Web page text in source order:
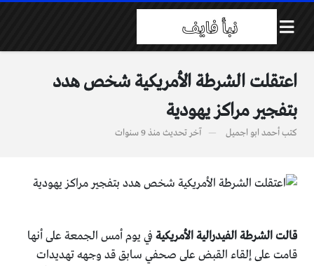
اعتقلت الشرطة الأمريكية شخص هدد
بتفجير مراكز يهودية
كتبأحمد ابو اجميل آخر تحديث منذ 9 سنوات
قالت الشرطة الفيدرالية الأمريكية في يوم أمس الجمعة على أنها
قامت على إلقاء القبض على صحفي سابق قد وجهه تهديدات